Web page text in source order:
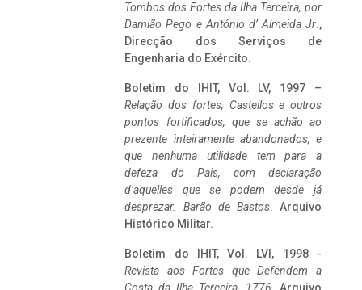
Tombos dos Fortes da Ilha Terceira, por
Damião Pego e António d’ Almeida Jr.,
Direcção dos Serviços de
Engenharia do Exército.
Boletim do IHIT, Vol. LV, 1997 –
Relação dos fortes, Castellos e outros
pontos fortificados, que se achão ao
prezente inteiramente abandonados, e
que nenhuma utilidade tem para a
defeza do Pais, com declaração
d’aquelles que se podem desde já
desprezar. Barão de Bastos. Arquivo
Histórico Militar.
Boletim do IHIT, Vol. LVI, 1998 -
Revista aos Fortes que Defendem a